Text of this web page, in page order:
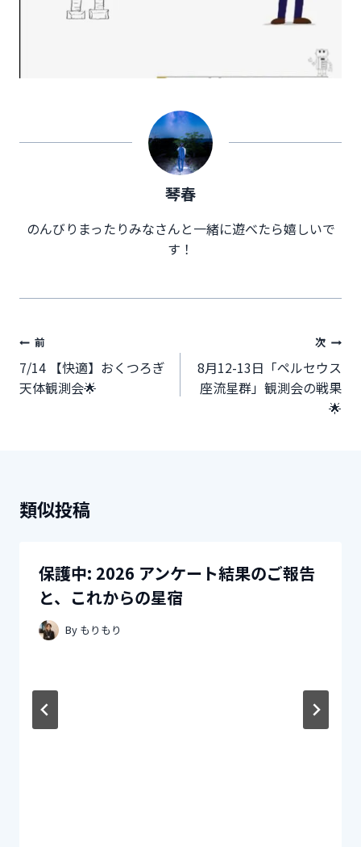
琴春
のんびりまったりみなさんと一緒に遊べたら嬉しいで
す！
投
稿
ナ
シ
前
7/14 【快適】おくつろぎ
天体観測会🌟
次
8月12-13日「ペルセウス
座流星群」観測会の戦果
🌟
類似投稿
保護中: 2026 アンケート結果のご報告
と、これからの星宿
By もりもり